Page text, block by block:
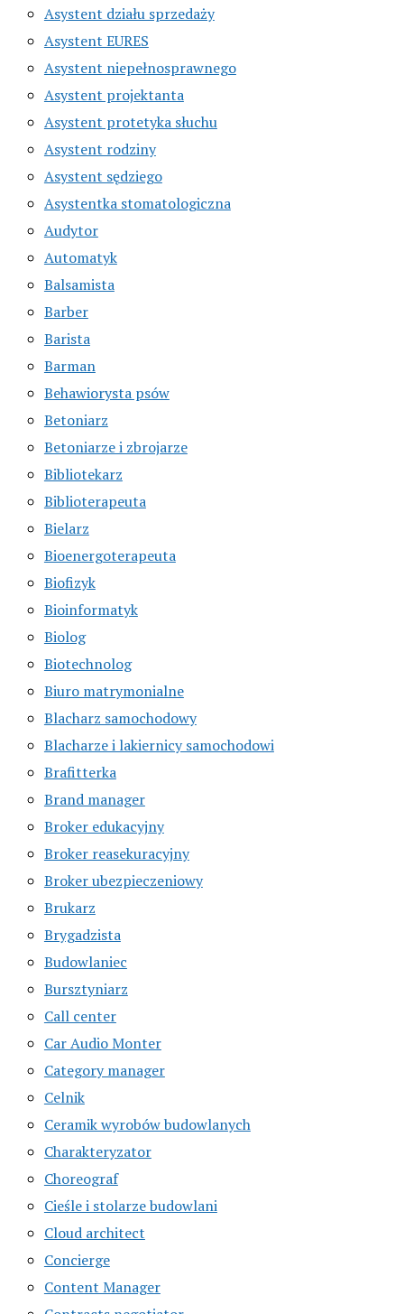
Asystent działu sprzedaży
Asystent EURES
Asystent niepełnosprawnego
Asystent projektanta
Asystent protetyka słuchu
Asystent rodziny
Asystent sędziego
Asystentka stomatologiczna
Audytor
Automatyk
Balsamista
Barber
Barista
Barman
Behawiorysta psów
Betoniarz
Betoniarze i zbrojarze
Bibliotekarz
Biblioterapeuta
Bielarz
Bioenergoterapeuta
Biofizyk
Bioinformatyk
Biolog
Biotechnolog
Biuro matrymonialne
Blacharz samochodowy
Blacharze i lakiernicy samochodowi
Brafitterka
Brand manager
Broker edukacyjny
Broker reasekuracyjny
Broker ubezpieczeniowy
Brukarz
Brygadzista
Budowlaniec
Bursztyniarz
Call center
Car Audio Monter
Category manager
Celnik
Ceramik wyrobów budowlanych
Charakteryzator
Choreograf
Cieśle i stolarze budowlani
Cloud architect
Concierge
Content Manager